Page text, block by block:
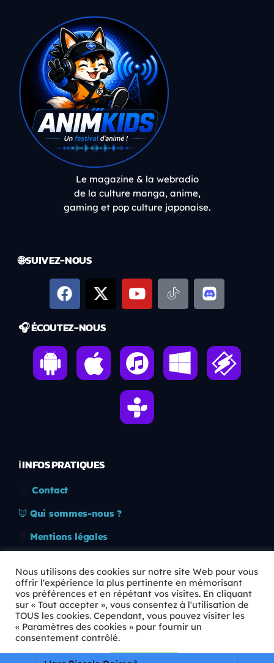
Le magazine & la webradio
de la culture manga, anime,
gaming et pop culture japonaise.
🌐 SUIVEZ-NOUS
🎧 ÉCOUTEZ-NOUS
ℹ️ INFOS PRATIQUES
Contact
🦊 Qui sommes-nous ?
Mentions légales
🛡️ RGPD
Copyright © 2026 Animkids. Tous droits réservés.
Nous utilisons des cookies sur notre site Web pour vous
offrir l'expérience la plus pertinente en mémorisant
vos préférences et en répétant vos visites. En cliquant
sur « Tout accepter », vous consentez à l'utilisation de
TOUS les cookies. Cependant, vous pouvez visiter les
« Paramètres des cookies » pour fournir un
consentement contrôlé.